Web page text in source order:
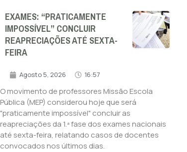
EXAMES: “PRATICAMENTE
IMPOSSÍVEL” CONCLUIR
REAPRECIAÇÕES ATÉ SEXTA-
FEIRA
Agosto 5, 2026 16:57
O movimento de professores Missão Escola
Pública (MEP) considerou hoje que será
"praticamente impossível" concluir as
reapreciações da 1.ª fase dos exames nacionais
até sexta-feira, relatando casos de docentes
convocados nos últimos dias.